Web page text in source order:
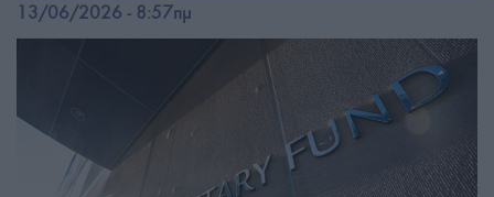
13/06/2026 - 8:57πμ